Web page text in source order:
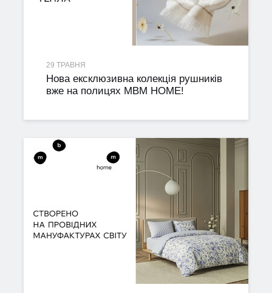
29 ТРАВНЯ
Нова ексклюзивна колекція рушників
вже на полицях MBM HOME!